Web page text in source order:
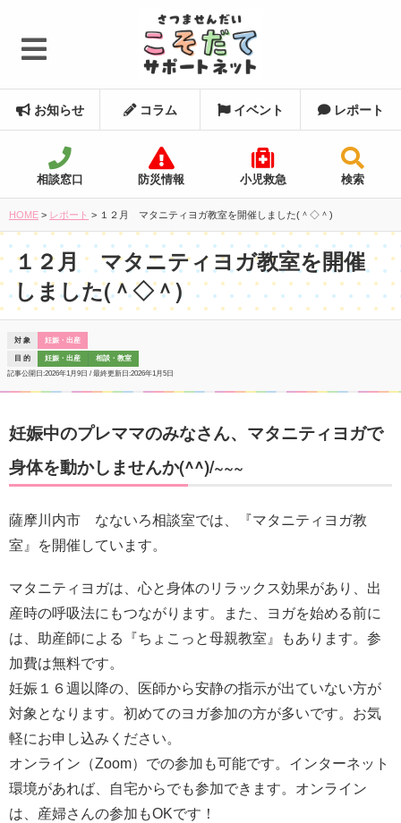
お知らせ コラム イベント レポート
相談窓口 防災情報 小児救急 検索
HOME > レポート > １２月 マタニティヨガ教室を開催しました(＾◇＾)
１２月 マタニティヨガ教室を開催
しました(＾◇＾)
対 象 妊娠・出産
目 的 妊娠・出産
相談・教室
記事公開日:2026年1月9日 / 最終更新日:2026年1月5日
妊娠中のプレママのみなさん、マタニティヨガで
身体を動かしませんか(^^)/~~~
薩摩川内市 なないろ相談室では、『マタニティヨガ教
室』を開催しています。
マタニティヨガは、心と身体のリラックス効果があり、出
産時の呼吸法にもつながります。また、ヨガを始める前に
は、助産師による『ちょこっと母親教室』もあります。参
加費は無料です。
妊娠１６週以降の、医師から安静の指示が出ていない方が
対象となります。初めてのヨガ参加の方が多いです。お気
軽にお申し込みください。
オンライン（Zoom）での参加も可能です。インターネット
環境があれば、自宅からでも参加できます。オンライン
は、産婦さんの参加もOKです！